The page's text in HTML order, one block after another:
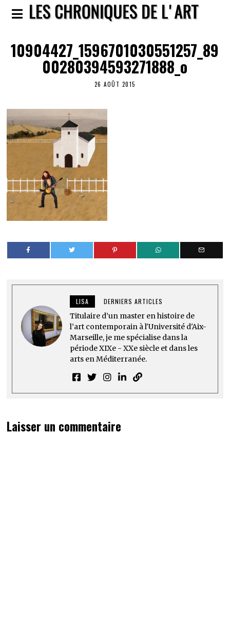
10904427_1596701030551257_89
00280394593271888_o
26 AOÛT 2015
LISA DERNIERS ARTICLES
Titulaire d’un master en histoire de
l’art contemporain à l'Université d'Aix-
Marseille, je me spécialise dans la
période XIXe - XXe siècle et dans les
arts en Méditerranée.
Laisser un commentaire